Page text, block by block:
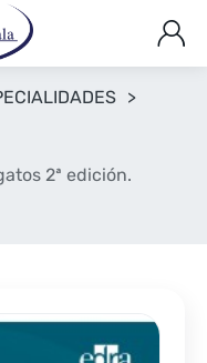
>
2ª edición.